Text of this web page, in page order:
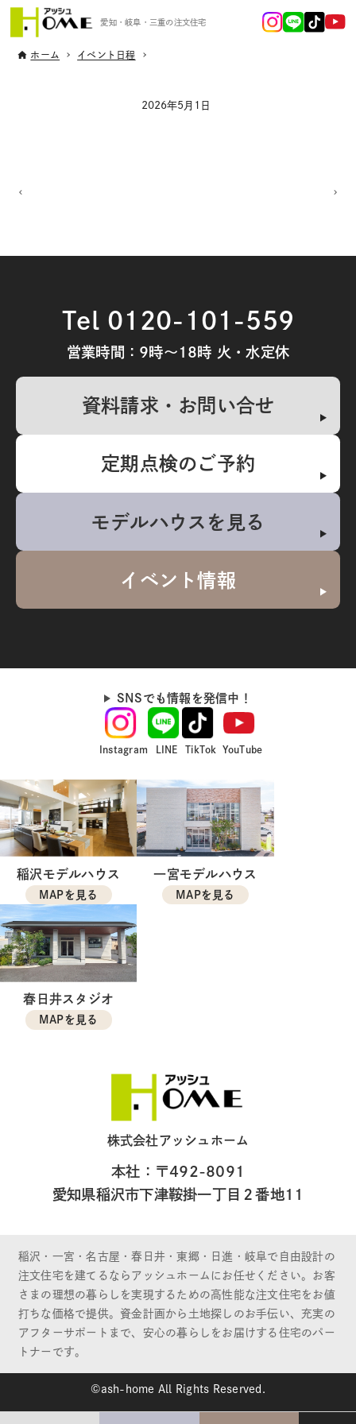
愛知・岐阜・三重の注文住宅
ホーム イベント日程
2026年5月1日
Tel 0120-101-559
営業時間：9時～18時 火・水定休
資料請求・お問い合せ
定期点検のご予約
モデルハウスを見る
イベント情報
SNSでも情報を発信中！
Instagram LINE TikTok YouTube
稲沢モデルハウス
MAPを見る
一宮モデルハウス
MAPを見る
春日井スタジオ
MAPを見る
株式会社アッシュホーム
本社：〒492-8091
愛知県稲沢市下津鞍掛一丁目２番地11
稲沢・一宮・名古屋・春日井・東郷・日進・岐阜で自由設計の
注文住宅を建てるならアッシュホームにお任せください。お客
さまの理想の暮らしを実現するための高性能な注文住宅をお値
打ちな価格で提供。資金計画から土地探しのお手伝い、充実の
アフターサポートまで、安心の暮らしをお届けする住宅のパー
トナーです。
©ash-home All Rights Reserved.